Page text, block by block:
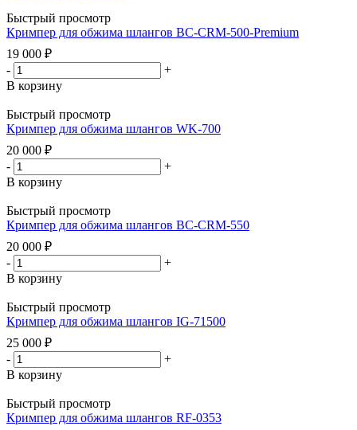
Быстрый просмотр
Кримпер для обжима шлангов BC-CRM-500-Premium
19 000 ₽
-
+
В корзину
Быстрый просмотр
Кримпер для обжима шлангов WK-700
20 000 ₽
-
+
В корзину
Быстрый просмотр
Кримпер для обжима шлангов BC-CRM-550
20 000 ₽
-
+
В корзину
Быстрый просмотр
Кримпер для обжима шлангов IG-71500
25 000 ₽
-
+
В корзину
Быстрый просмотр
Кримпер для обжима шлангов RF-0353